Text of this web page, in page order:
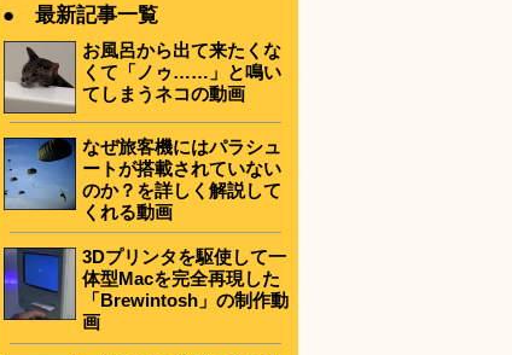
● 最新記事一覧
お風呂から出て来たくな
くて「ノゥ……」と鳴い
てしまうネコの動画
なぜ旅客機にはパラシュ
ートが搭載されていない
のか？を詳しく解説して
くれる動画
3Dプリンタを駆使して一
体型Macを完全再現した
「Brewintosh」の制作動
画